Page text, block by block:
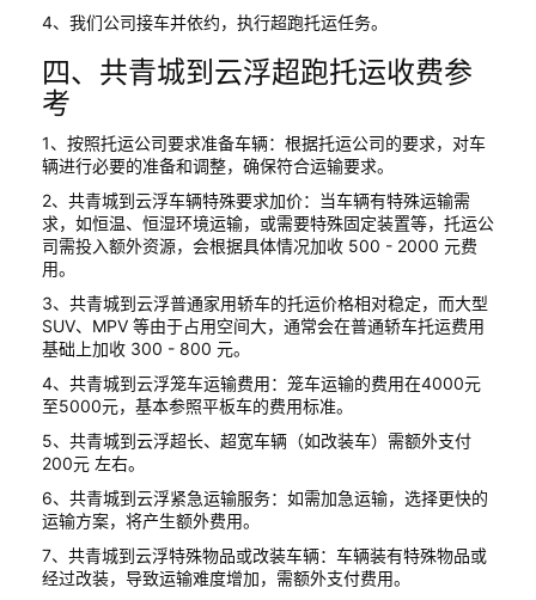
4、我们公司接车并依约，执行超跑托运任务。
四、共青城到云浮超跑托运收费参
考
1、按照托运公司要求准备车辆：根据托运公司的要求，对车
辆进行必要的准备和调整，确保符合运输要求。
2、共青城到云浮车辆特殊要求加价：当车辆有特殊运输需
求，如恒温、恒湿环境运输，或需要特殊固定装置等，托运公
司需投入额外资源，会根据具体情况加收 500 - 2000 元费
用。
3、共青城到云浮普通家用轿车的托运价格相对稳定，而大型
SUV、MPV 等由于占用空间大，通常会在普通轿车托运费用
基础上加收 300 - 800 元。
4、共青城到云浮笼车运输费用：笼车运输的费用在4000元
至5000元，基本参照平板车的费用标准。
5、共青城到云浮超长、超宽车辆（如改装车）需额外支付
200元 左右。
6、共青城到云浮紧急运输服务：如需加急运输，选择更快的
运输方案，将产生额外费用。
7、共青城到云浮特殊物品或改装车辆：车辆装有特殊物品或
经过改装，导致运输难度增加，需额外支付费用。